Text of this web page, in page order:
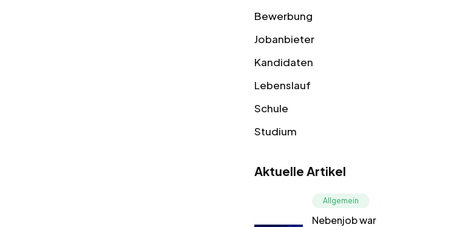
Bewerbung
Jobanbieter
Kandidaten
Lebenslauf
Schule
Studium
Aktuelle Artikel
Allgemein
Nebenjob war